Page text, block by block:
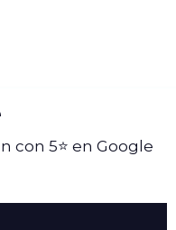
con 5⭐ en Google